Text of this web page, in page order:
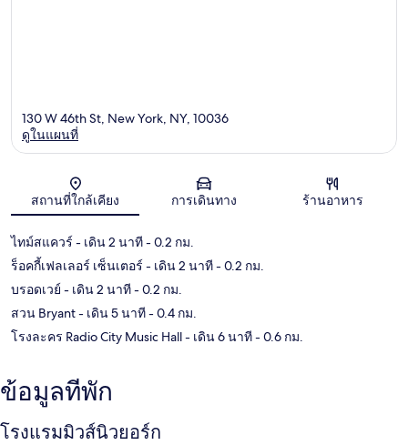
แผนที่
130 W 46th St, New York, NY, 10036
ดูในแผนที่
สถานที่ใกล้เคียง การเดินทาง ร้านอาหาร
ไทม์สแควร์ - เดิน 2 นาที- 0.2 กม.
ร็อคกี้เฟลเลอร์ เซ็นเตอร์ - เดิน 2 นาที- 0.2 กม.
บรอดเวย์ - เดิน 2 นาที- 0.2 กม.
สวน Bryant- เดิน 5 นาที- 0.4 กม.
โรงละคร Radio City Music Hall- เดิน 6 นาที- 0.6 กม.
ข้อมูลที่พัก
โรงแรมมิวส์นิวยอร์ก